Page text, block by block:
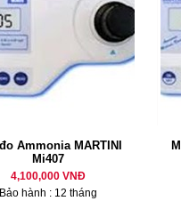
Ammonia MARTINI
Mi407
4,100,000 VNĐ
Bảo hành : 12 tháng